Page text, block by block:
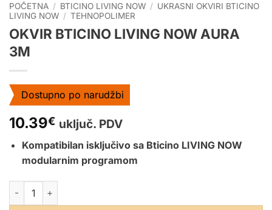
POČETNA / BTICINO LIVING NOW / UKRASNI OKVIRI BTICINO
LIVING NOW / TEHNOPOLIMER
OKVIR BTICINO LIVING NOW AURA
3M
Dostupno po narudžbi
10.39€ uključ. PDV
Kompatibilan isključivo sa Bticino LIVING NOW
modularnim programom
OKVIR BTICINO LIVING NOW AURA 3M količina